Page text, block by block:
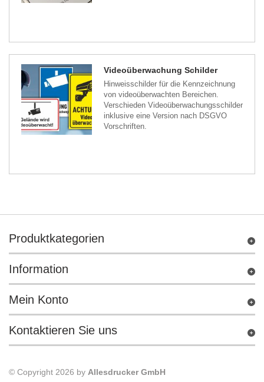
Videoüberwachung Schilder
Hinweisschilder für die Kennzeichnung
von videoüberwachten Bereichen.
Verschieden Videoüberwachungsschilder
inklusive eine Version nach DSGVO
Vorschriften.
Produktkategorien
Information
Mein Konto
Kontaktieren Sie uns
© Copyright 2026 by Allesdrucker GmbH